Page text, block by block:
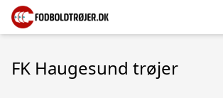
FK Haugesund trøjer